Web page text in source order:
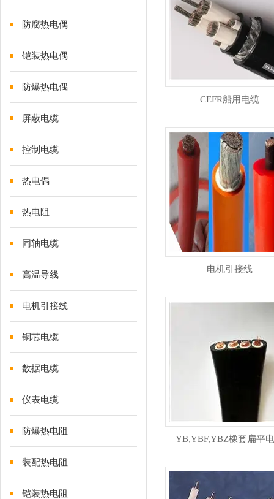
防腐热电偶
铠装热电偶
防爆热电偶
屏蔽电缆
控制电缆
热电偶
热电阻
同轴电缆
高温导线
电机引接线
铜芯电缆
数据电缆
仪表电缆
防爆热电阻
装配热电阻
铠装热电阻
CEFR船用电缆
电机引接线
YB,YBF,YBZ橡套扁平